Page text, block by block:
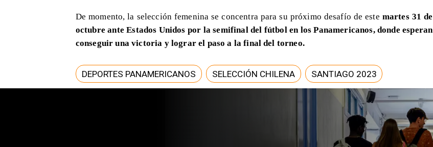
De momento, la selección femenina se concentra para su próximo desafío de este martes 31 de
octubre ante Estados Unidos por la semifinal del fútbol en los Panamericanos, donde esperan
conseguir una victoria y lograr el paso a la final del torneo.
DEPORTES PANAMERICANOS SELECCIÓN CHILENA SANTIAGO 2023